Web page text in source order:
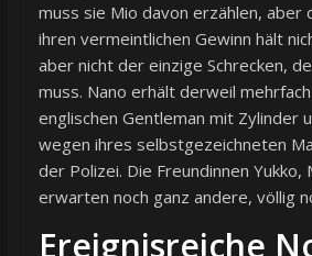
muss sie Mio davon erzählen, aber
ihren vermeintlichen Gewinn hält
aber nicht der einzige Schrecken,
muss. Nano erhält derweil
englischen Gentleman mit Zylinder
wegen ihres selbstgezeichneten
der Polizei. Die Freundinnen Yukko,
erwarten noch ganz andere, völlig
Ereignisreiche